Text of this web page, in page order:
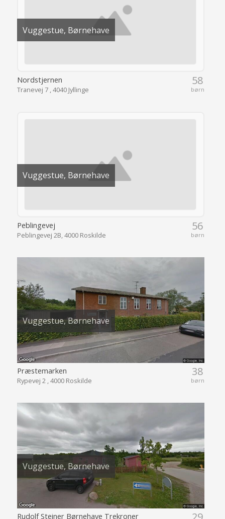
Vuggestue, Børnehave
58
børn
Nordstjernen
Tranevej 7 , 4040 Jyllinge
Vuggestue, Børnehave
56
børn
Peblingevej
Peblingevej 2B, 4000 Roskilde
Vuggestue, Børnehave
38
børn
Præstemarken
Rypevej 2 , 4000 Roskilde
Vuggestue, Børnehave
Rudolf Steiner Børnehave Trekroner